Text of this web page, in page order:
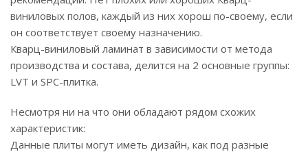
виниловых полов, каждый из них хорош по-своему, если
он соответствует своему назначению.
Кварц-виниловый ламинат в зависимости от метода
производства и состава, делится на 2 основные группы:
LVT и SPC-плитка.
Несмотря ни на что они обладают рядом схожих
характеристик:
Данные плиты могут иметь дизайн, как под разные